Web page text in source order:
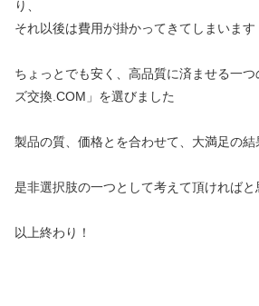
り、
それ以後は費用が掛かってきてしまいます
ちょっとでも安く、高品質に済ませる一
ズ交換.COM」を選びました
製品の質、価格とを合わせて、大満足の結
是非選択肢の一つとして考えて頂ければと
以上終わり！